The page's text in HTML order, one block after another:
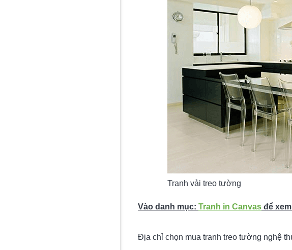
Tranh vải treo tường
Vào danh mục: Tranh in Canvas để
Địa chỉ chọn mua tranh treo tường nghệ